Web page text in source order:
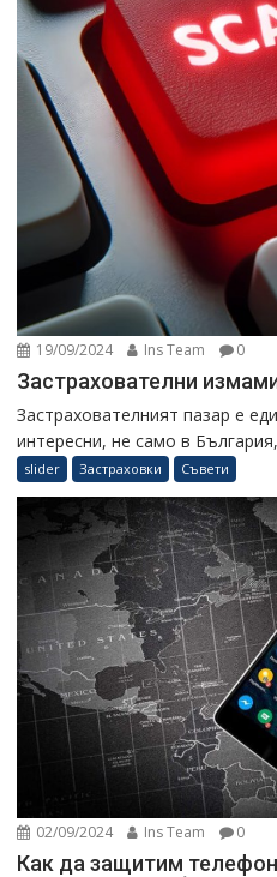
19/09/2024 Ins Team 0
Застрахователни
Застрахователният пазар е
интересни, не само в
slider Застраховки Съвети
02/09/2024 Ins Team 0
Как да защитим